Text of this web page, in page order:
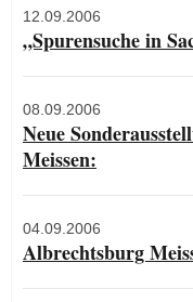
12.09.2006
„Spurensuche in
08.09.2006
Neue
Meissen:
04.09.2006
Albrechtsburg